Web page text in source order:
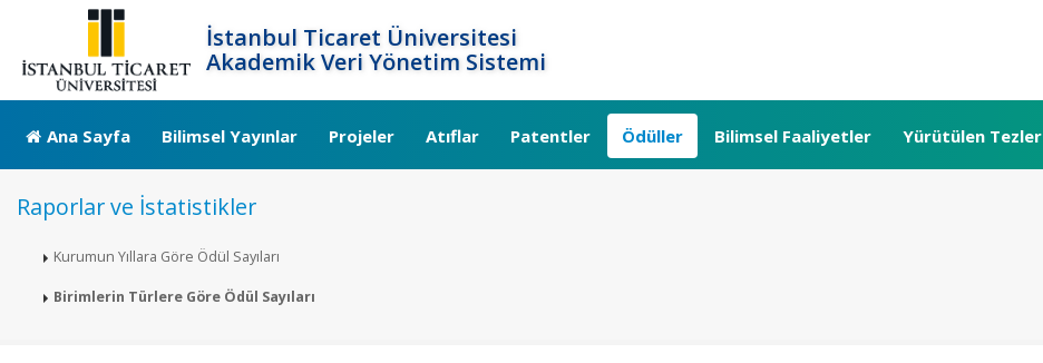
İstanbul Ticaret Üniversitesi
Akademik Veri Yönetim Sistemi
Ana Sayfa Bilimsel Yayınlar Projeler Atıflar Patentler Ödüller Bilimsel Faaliyetler Yürütülen Tezler
Raporlar ve İstatistikler
Kurumun Yıllara Göre Ödül Sayıları
Birimlerin Türlere Göre Ödül Sayıları